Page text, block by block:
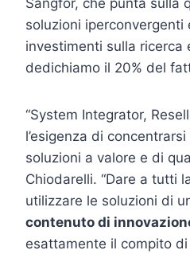
soluzioni iperconvergenti
investimenti sulla ricerca
dedichiamo il 20% del
“System Integrator,
l’esigenza di
soluzioni a valore e di
Chiodarelli. “Dare a tutti
utilizzare le soluzioni di
contenuto di
esattamente il compito